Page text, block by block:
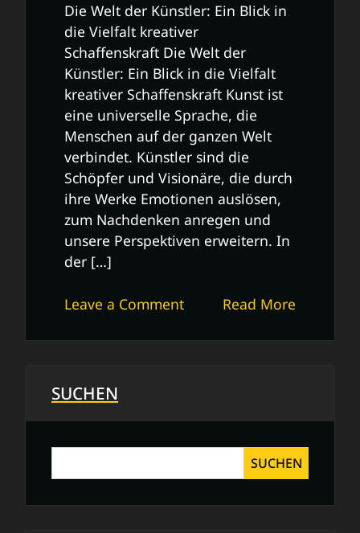
Die Welt der Künstler: Ein Blick in
die Vielfalt kreativer
Schaffenskraft Die Welt der
Künstler: Ein Blick in die Vielfalt
kreativer Schaffenskraft Kunst ist
eine universelle Sprache, die
Menschen auf der ganzen Welt
verbindet. Künstler sind die
Schöpfer und Visionäre, die durch
ihre Werke Emotionen auslösen,
zum Nachdenken anregen und
unsere Perspektiven erweitern. In
der […]
Read More
Leave a Commenton
Vielfalt
Blick
SUCHEN
SUCHEN